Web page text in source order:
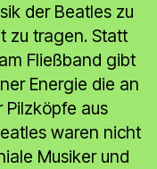
der Beatles zu
zu tragen. Statt
Fließband gibt
Energie die an
Pilzköpfe aus
waren nicht
Musiker und